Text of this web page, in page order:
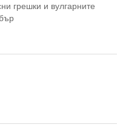
грешки и вулгарните